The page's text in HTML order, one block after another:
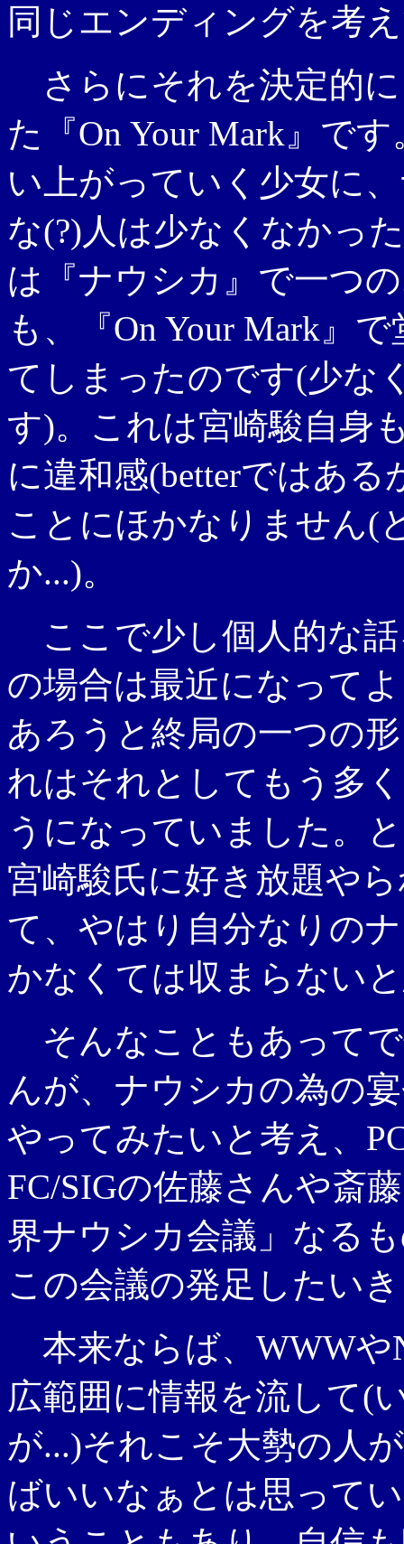
同じエンディングを考
さらにそれを決定的
た『On Your Mark』で
い上がっていく少女に
な(?)人は少なくなかっ
は『ナウシカ』で一つ
も、『On Your Mark』
てしまったのです(少な
す)。これは宮崎駿自身
に違和感(betterではあ
ことにほかなりません(
か...)。
ここで少し個人的な
の場合は最近になって
あろうと終局の一つの
れはそれとしてもう多
うになっていました。
宮崎駿氏に好き放題や
て、やはり自分なりの
かなくては収まらない
そんなこともあって
んが、ナウシカの為の
やってみたいと考え、
FC/SIGの佐藤さんや斎
界ナウシカ会議」なる
この会議の発足したい
本来ならば、WWWや
広範囲に情報を流して(
が...)それこそ大勢の人
ばいいなぁとは思って